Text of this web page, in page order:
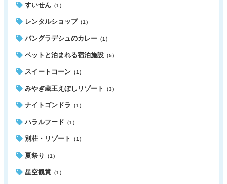
すいせん （1）
レンタルショップ （1）
バングラデシュのカレー （1）
ペットと泊まれる宿泊施設 （5）
スイートコーン （1）
みやぎ蔵王えぼしリゾート （3）
ナイトゴンドラ （1）
ハラルフード （1）
別荘・リゾート （1）
夏祭り （1）
星空観賞 （1）